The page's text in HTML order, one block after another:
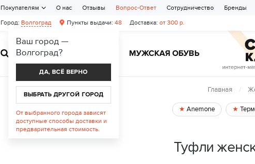
ЖЕНСКАЯ ОБУВЬ МУЖСКАЯ ОБУВЬ
Город: Волгоград Пункты выдачи: 48 Доставка: от 300 р.
Покупателям О нас Отзывы Вопрос-Ответ Сотрудничество Бренды
Главная
Anemone
Туфли
Ваш город —
Волгоград?
ДА, ВСЁ ВЕРНО
ВЫБРАТЬ ДРУГОЙ ГОРОД
От выбранного города зависят
доступные способы доставки и
предварительная стоимость.